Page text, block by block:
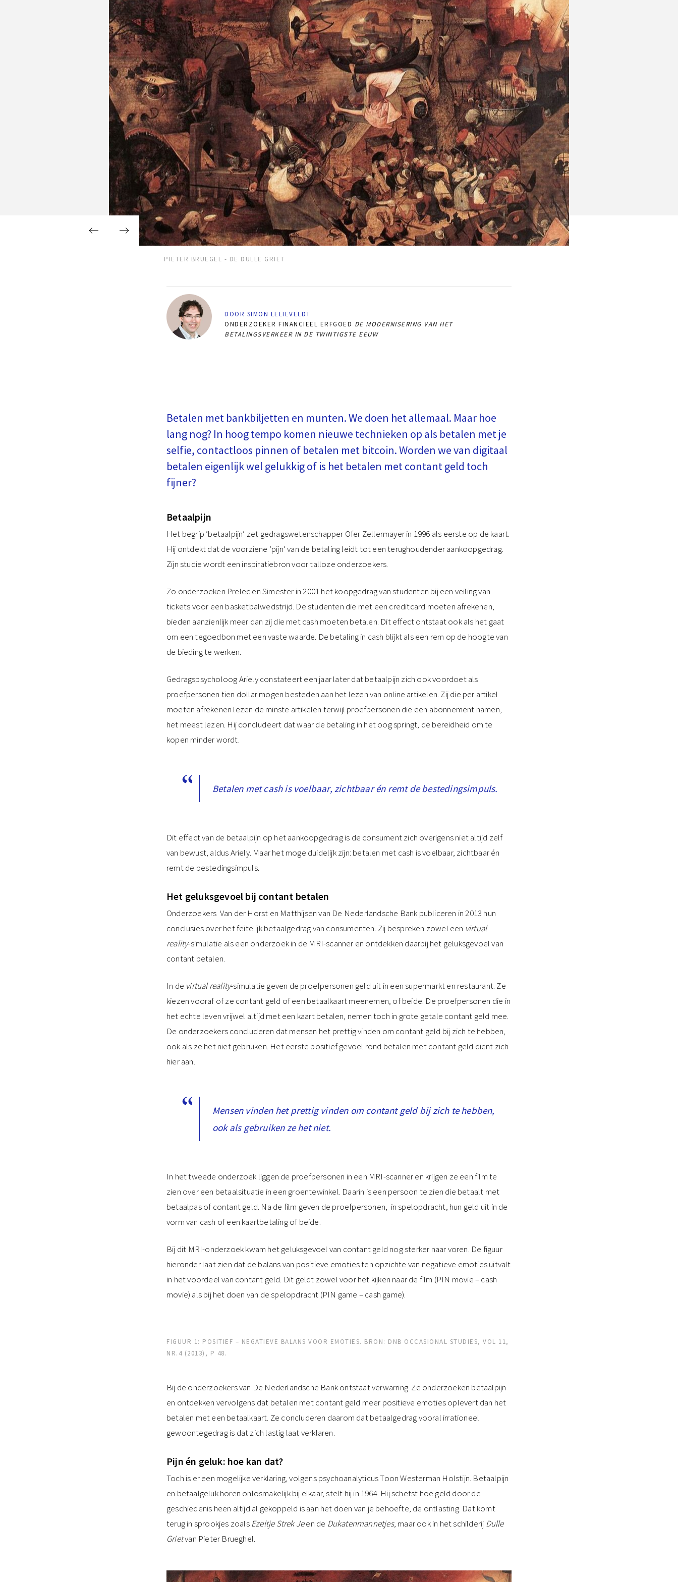
PIETER BRUEGEL - DE DULLE GRIET
DOOR SIMON LELIEVELDT
ONDERZOEKER FINANCIEEL ERFGOED DE MODERNISERING VAN HET
BETALINGSVERKEER IN DE TWINTIGSTE EEUW
Betalen met bankbiljetten en munten. We doen het allemaal. Maar hoe
lang nog? In hoog tempo komen nieuwe technieken op als betalen met je
selfie, contactloos pinnen of betalen met bitcoin. Worden we van digitaal
betalen eigenlijk wel gelukkig of is het betalen met contant geld toch
fijner?
Betaalpijn
Het begrip ‘betaalpijn’ zet gedragswetenschapper Ofer Zellermayer in 1996 als eerste op de kaart.
Hij ontdekt dat de voorziene ‘pijn’ van de betaling leidt tot een terughoudender aankoopgedrag.
Zijn studie wordt een inspiratiebron voor talloze onderzoekers.
Zo onderzoeken Prelec en Simester in 2001 het koopgedrag van studenten bij een veiling van
tickets voor een basketbalwedstrijd. De studenten die met een creditcard moeten afrekenen,
bieden aanzienlijk meer dan zij die met cash moeten betalen. Dit effect ontstaat ook als het gaat
om een tegoedbon met een vaste waarde. De betaling in cash blijkt als een rem op de hoogte van
de bieding te werken.
Gedragspsycholoog Ariely constateert een jaar later dat betaalpijn zich ook voordoet als
proefpersonen tien dollar mogen besteden aan het lezen van online artikelen. Zij die per artikel
moeten afrekenen lezen de minste artikelen terwijl proefpersonen die een abonnement namen,
het meest lezen. Hij concludeert dat waar de betaling in het oog springt, de bereidheid om te
kopen minder wordt.
Betalen met cash is voelbaar, zichtbaar én remt de bestedingsimpuls.
Dit effect van de betaalpijn op het aankoopgedrag is de consument zich overigens niet altijd zelf
van bewust, aldus Ariely. Maar het moge duidelijk zijn: betalen met cash is voelbaar, zichtbaar én
remt de bestedingsimpuls.
Het geluksgevoel bij contant betalen
Onderzoekers Van der Horst en Matthijsen van De Nederlandsche Bank publiceren in 2013 hun
conclusies over het feitelijk betaalgedrag van consumenten. Zij bespreken zowel een virtual
reality-simulatie als een onderzoek in de MRI-scanner en ontdekken daarbij het geluksgevoel van
contant betalen.
In de virtual reality-simulatie geven de proefpersonen geld uit in een supermarkt en restaurant. Ze
kiezen vooraf of ze contant geld of een betaalkaart meenemen, of beide. De proefpersonen die in
het echte leven vrijwel altijd met een kaart betalen, nemen toch in grote getale contant geld mee.
De onderzoekers concluderen dat mensen het prettig vinden om contant geld bij zich te hebben,
ook als ze het niet gebruiken. Het eerste positief gevoel rond betalen met contant geld dient zich
hier aan.
Mensen vinden het prettig vinden om contant geld bij zich te hebben,
ook als gebruiken ze het niet.
In het tweede onderzoek liggen de proefpersonen in een MRI-scanner en krijgen ze een film te
zien over een betaalsituatie in een groentewinkel. Daarin is een persoon te zien die betaalt met
betaalpas of contant geld. Na de film geven de proefpersonen, in spelopdracht, hun geld uit in de
vorm van cash of een kaartbetaling of beide.
Bij dit MRI-onderzoek kwam het geluksgevoel van contant geld nog sterker naar voren. De figuur
hieronder laat zien dat de balans van positieve emoties ten opzichte van negatieve emoties uitvalt
in het voordeel van contant geld. Dit geldt zowel voor het kijken naar de film (PIN movie – cash
movie) als bij het doen van de spelopdracht (PIN game – cash game).
FIGUUR 1: POSITIEF – NEGATIEVE BALANS VOOR EMOTIES. BRON: DNB OCCASIONAL STUDIES, VOL 11,
NR.4 (2013), P 48.
Bij de onderzoekers van De Nederlandsche Bank ontstaat verwarring. Ze onderzoeken betaalpijn
en ontdekken vervolgens dat betalen met contant geld meer positieve emoties oplevert dan het
betalen met een betaalkaart. Ze concluderen daarom dat betaalgedrag vooral irrationeel
gewoontegedrag is dat zich lastig laat verklaren.
Pijn én geluk: hoe kan dat?
Toch is er een mogelijke verklaring, volgens psychoanalyticus Toon Westerman Holstijn. Betaalpijn
en betaalgeluk horen onlosmakelijk bij elkaar, stelt hij in 1964. Hij schetst hoe geld door de
geschiedenis heen altijd al gekoppeld is aan het doen van je behoefte, de ontlasting. Dat komt
terug in sprookjes zoalsEzeltje Strek Jeen de Dukatenmannetjes, maar ook in het schilderij Dulle
Grietvan Pieter Brueghel.